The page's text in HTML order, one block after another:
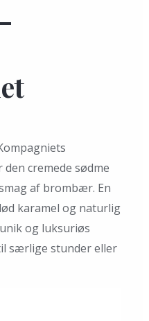
cremede sødme
af brombær. En
karamel og naturlig
og luksuriøs
særlige stunder eller